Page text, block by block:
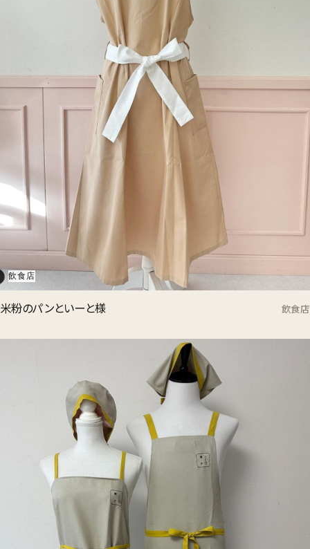
飲食店
米粉のパンといーと様 飲食店